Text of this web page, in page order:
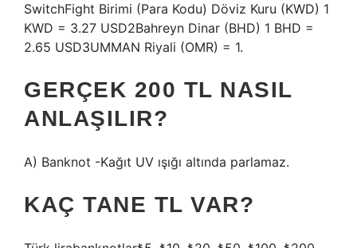
SwitchFight Birimi (Para Kodu) Döviz Kuru (KWD) 1
KWD = 3.27 USD2Bahreyn Dinar (BHD) 1 BHD =
2.65 USD3UMMAN Riyali (OMR) = 1.
GERÇEK 200 TL NASIL
ANLAŞILIR?
A) Banknot -Kağıt UV ışığı altında parlamaz.
KAÇ TANE TL VAR?